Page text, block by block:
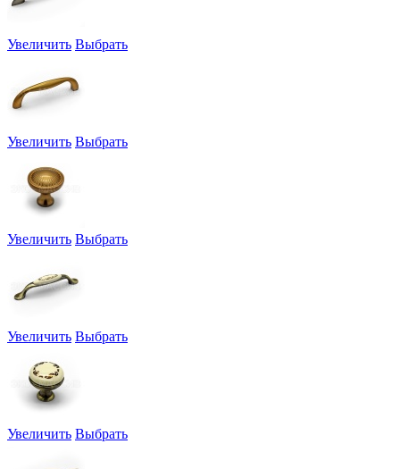
Увеличить Выбрать
Увеличить Выбрать
Увеличить Выбрать
Увеличить Выбрать
Увеличить Выбрать